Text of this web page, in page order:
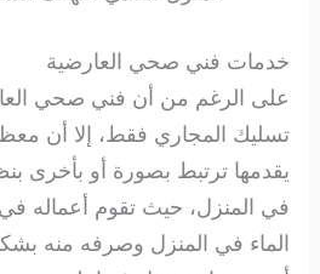
خدمات فني صحي العارضية
على الرغم من أن فني صحي
تسليك المجاري فقط، إلا أن
يقدمها ترتبط بصورة أو بأخرى
في المنزل، حيث تقوم أعماله
الماء في المنزل وصرفه منه